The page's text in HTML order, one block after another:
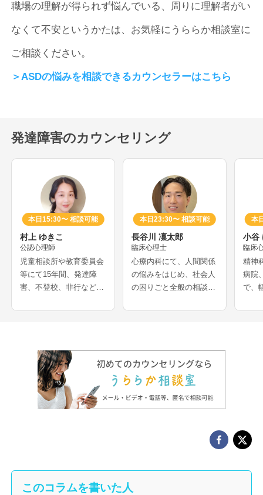
職場の理解が得られず悩んでいる、周りに理解者がい
なくて不安というかたは、お気軽にうららか相談室に
ご相談ください。
＞ASDの悩みを相談できるカウンセラーはこちら
発達障害のカウンセリング
本日15:30〜 相談可能
村上 ゆきこ
公認心理師
児童相談所や教育委員会
等にて15年間、発達障
害、不登校、非行などの
たカウンセラーさんで
問題解決の経験をお持ち
で、夫婦問題、DV、HS
本日23:30〜 相談可能
長谷川 凜太郎
臨床心理士
心療内科にて、人間関係
の悩みをはじめ、社会人
の困りごと全般の相談を
ラーさんです。認知行動
ニック症などの相談も得
意とされています。
本
小谷
臨床
精神
病院
で、
ーさ
このコラムを書いた人